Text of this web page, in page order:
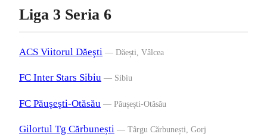
Liga 3 Seria 6
ACS Viitorul Dăeşti — Dăești, Vâlcea
FC Inter Stars Sibiu — Sibiu
FC Păuşeşti-Otăsău — Păușești-Otăsău
Gilortul Tg Cărbunești — Târgu Cărbunești, Gorj